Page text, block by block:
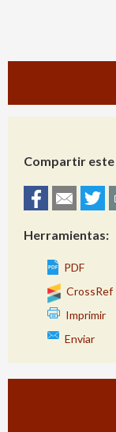
Compartir este
Herramientas:
PDF
CrossRef
Imprimir
Enviar